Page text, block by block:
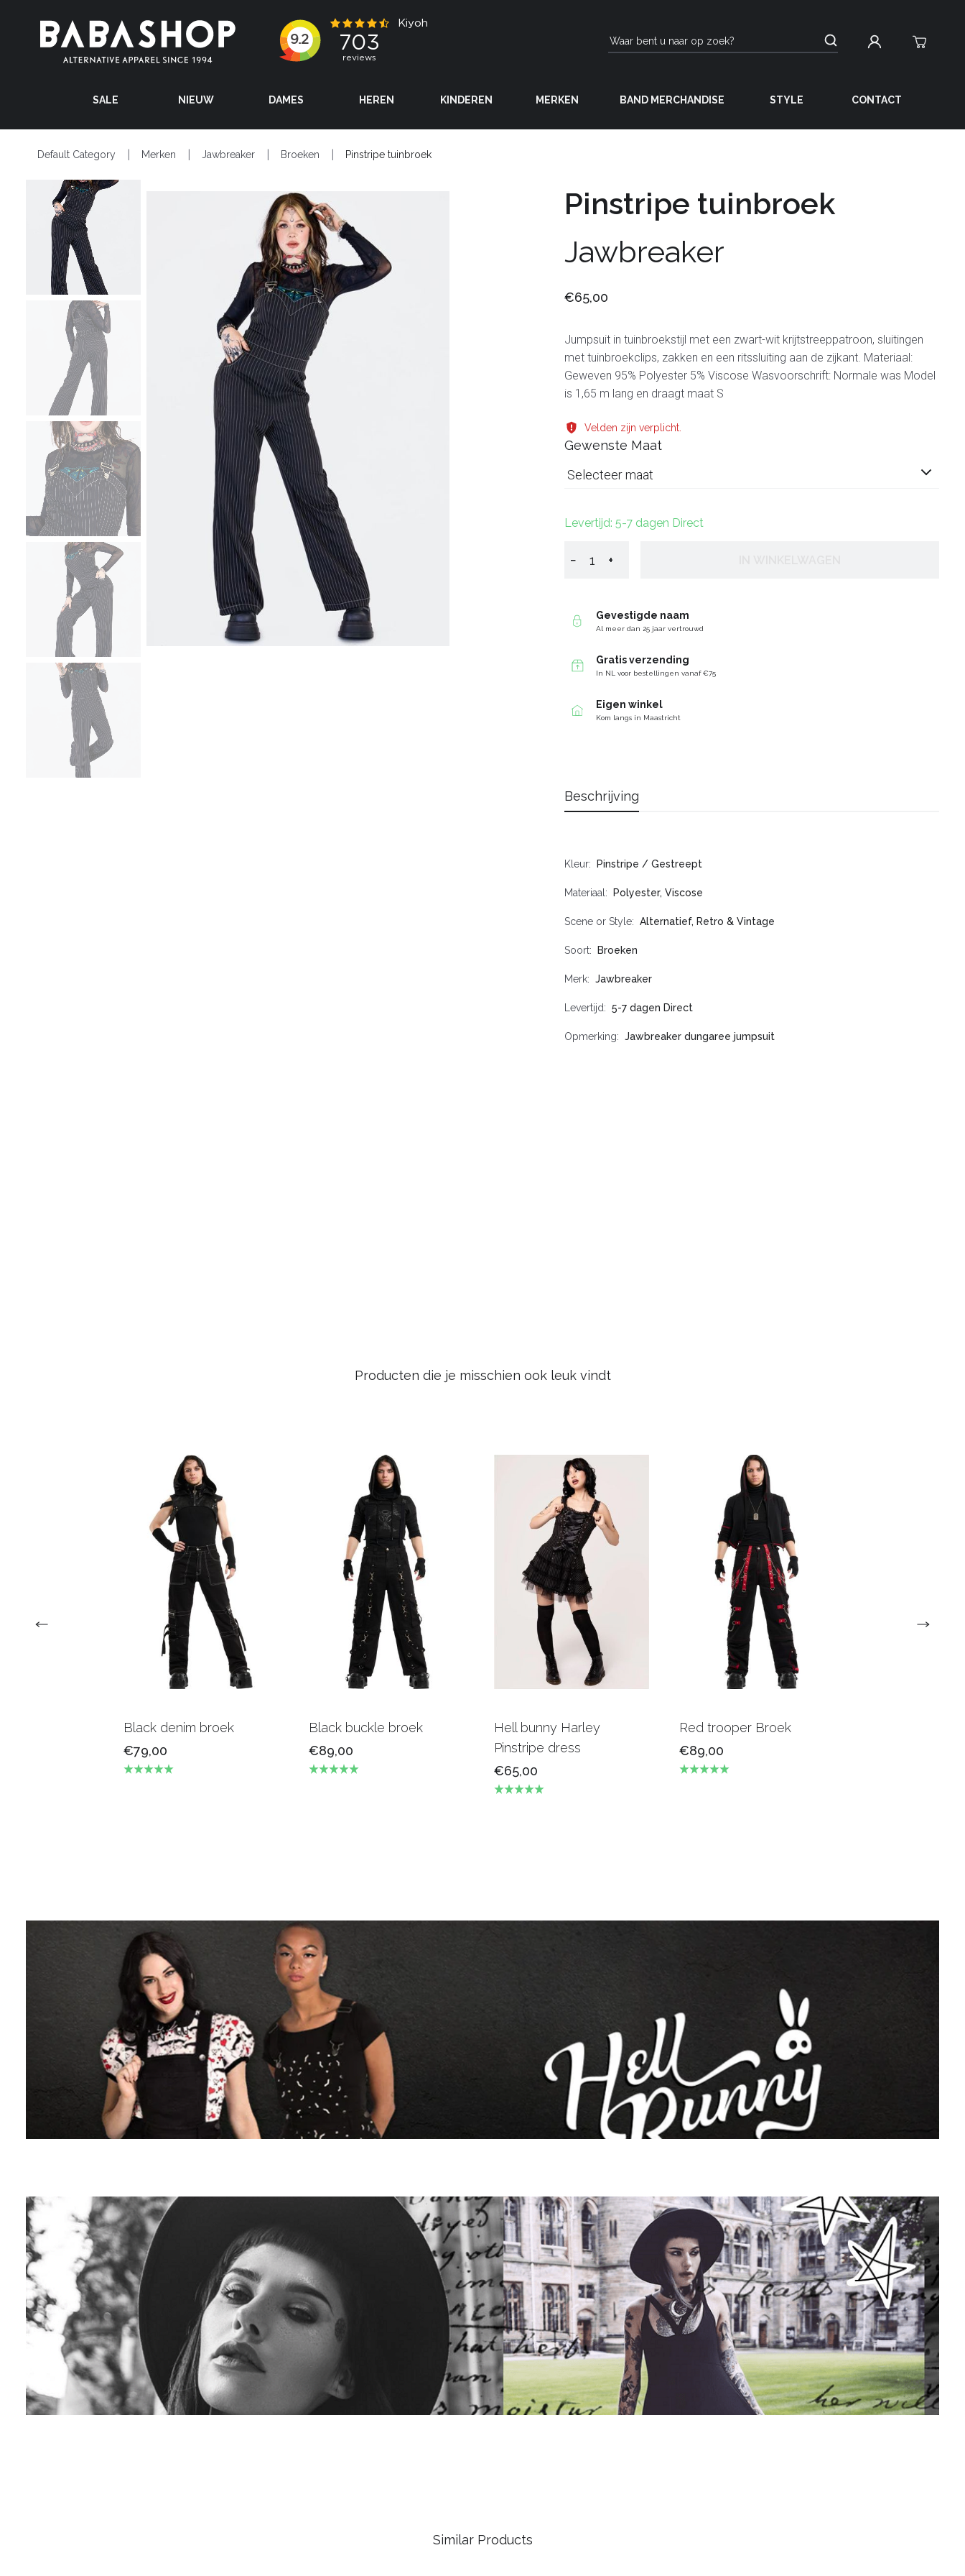
SALE NIEUW DAMES HEREN KINDEREN MERKEN BAND MERCHANDISE STYLE CONTACT
Default Category Merken Jawbreaker Broeken Pinstripe tuinbroek
Pinstripe tuinbroek
Jawbreaker
€65,00
Jumpsuit in tuinbroekstijl met een zwart-wit krijtstreeppatroon, sluitingen
met tuinbroekclips, zakken en een ritssluiting aan de zijkant. Materiaal:
Geweven 95% Polyester 5% Viscose Wasvoorschrift: Normale was Model
is 1,65 m lang en draagt ​​maat S
Velden zijn verplicht.
Gewenste Maat
Selecteer maat
Levertijd: 5-7 dagen Direct
− +
Gevestigde naam
Al meer dan 25 jaar vertrouwd
Gratis verzending
In NL voor bestellingen vanaf €75
Eigen winkel
Kom langs in Maastricht
Beschrijving
Kleur Pinstripe / Gestreept
Materiaal Polyester, Viscose
Scene or Style Alternatief, Retro & Vintage
Soort Broeken
Merk Jawbreaker
Levertijd 5-7 dagen Direct
Opmerking Jawbreaker dungaree jumpsuit
Producten die je misschien ook leuk vindt
Black denim broek
€79,00
Black buckle broek
€89,00
Hell bunny Harley
Pinstripe dress
€65,00
Red trooper Broek
€89,00
Similar Products